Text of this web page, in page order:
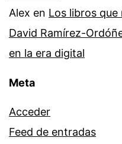
Alex en Los libros que
David Ramírez-
en la era digital
Meta
Acceder
Feed de entradas